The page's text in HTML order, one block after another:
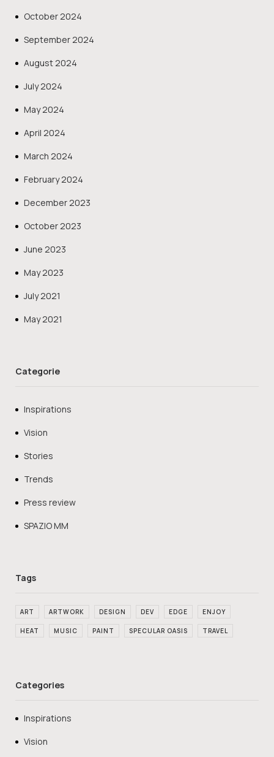
October 2024
September 2024
August 2024
July 2024
May 2024
April 2024
March 2024
February 2024
December 2023
October 2023
June 2023
May 2023
July 2021
May 2021
Categorie
Inspirations
Vision
Stories
Trends
Press review
SPAZIO MM
ART ARTWORK DESIGN DEV EDGE ENJOY
HEAT MUSIC PAINT SPECULAR OASIS TRAVEL
Categories
Inspirations
Vision